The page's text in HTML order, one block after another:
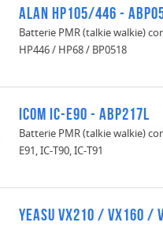
Alan HP105/446 -
Batterie PMR (talkie walkie)
HP446 / HP68 / BP0518
Icom IC-E90 - ABP217L
Batterie PMR (talkie walkie)
E91, IC-T90, IC-T91
Yeasu VX210 / VX160 /